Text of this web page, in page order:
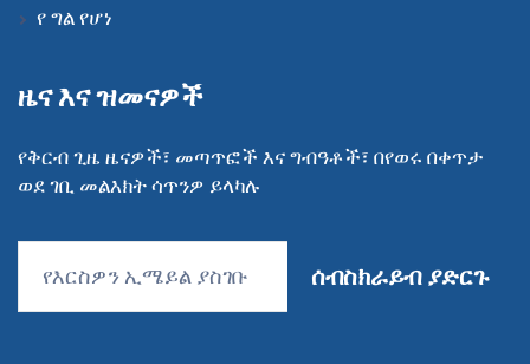
የ ግል የሆነ
ዜና እና ዝመናዎች
የቅርብ ጊዜ ዜናዎች፣ መጣጥፎች እና ግብዓቶች፣ በየወሩ በቀጥታ
ወደ ገቢ መልእክት ሳጥንዎ ይላካሉ
ሰብስክራይብ ያድርጉ